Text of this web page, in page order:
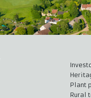
Plant
Rural